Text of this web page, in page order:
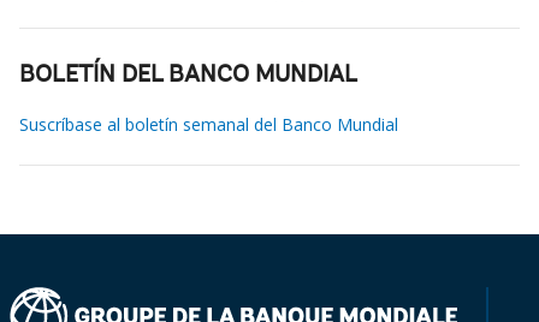
BOLETÍN DEL BANCO MUNDIAL
Suscríbase al boletín semanal del Banco Mundial